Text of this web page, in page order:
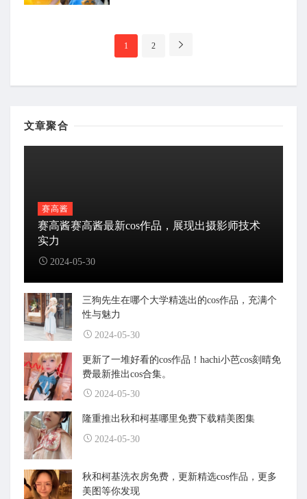
航
1 2
文章聚合
赛高酱
赛高酱赛高酱最新cos作品，展现出摄影师技术
实力
2024-05-30
三狗先生在哪个大学精选出的cos作品，充满个
性与魅力
2024-05-30
更新了一堆好看的cos作品！hachi小芭cos刻晴免
费最新推出cos合集。
2024-05-30
隆重推出秋和柯基哪里免费下载精美图集
2024-05-30
秋和柯基洗衣房免费，更新精选cos作品，更多
美图等你发现